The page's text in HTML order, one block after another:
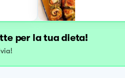
per la tua dieta!